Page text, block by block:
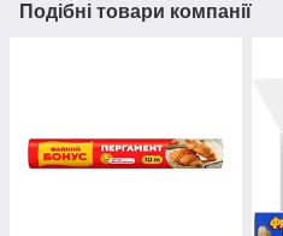
Подібні товари компанії